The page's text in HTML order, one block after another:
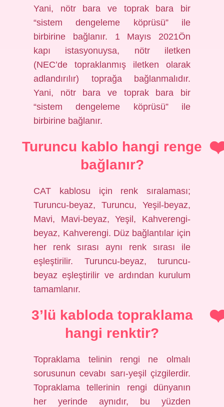
Yani, nötr bara ve toprak bara bir
“sistem dengeleme köprüsü” ile
birbirine bağlanır. 1 Mayıs 2021Ön
kapı istasyonuysa, nötr iletken
(NEC’de topraklanmış iletken olarak
adlandırılır) toprağa bağlanmalıdır.
Yani, nötr bara ve toprak bara bir
“sistem dengeleme köprüsü” ile
birbirine bağlanır.
Turuncu kablo hangi renge
bağlanır?
CAT kablosu için renk sıralaması;
Turuncu-beyaz, Turuncu, Yeşil-beyaz,
Mavi, Mavi-beyaz, Yeşil, Kahverengi-
beyaz, Kahverengi. Düz bağlantılar için
her renk sırası aynı renk sırası ile
eşleştirilir. Turuncu-beyaz, turuncu-
beyaz eşleştirilir ve ardından kurulum
tamamlanır.
3’lü kabloda topraklama
hangi renktir?
Topraklama telinin rengi ne olmalı
sorusunun cevabı sarı-yeşil çizgilerdir.
Topraklama tellerinin rengi dünyanın
her yerinde aynıdır, bu yüzden